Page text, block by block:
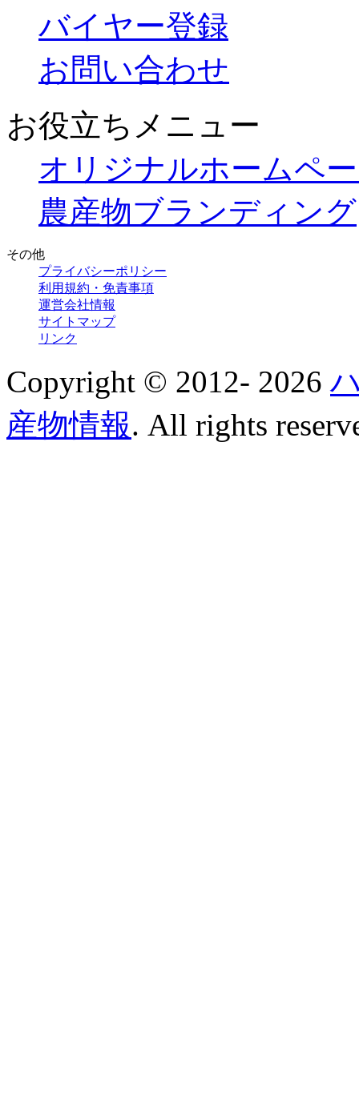
バイヤー登録
お問い合わせ
お役立ちメニュー
オリジナルホームペ
農産物ブランディング
その他
プライバシーポリシー
利用規約・免責事項
運営会社情報
サイトマップ
リンク
Copyright © 2012- 2026
産物情報. All rights